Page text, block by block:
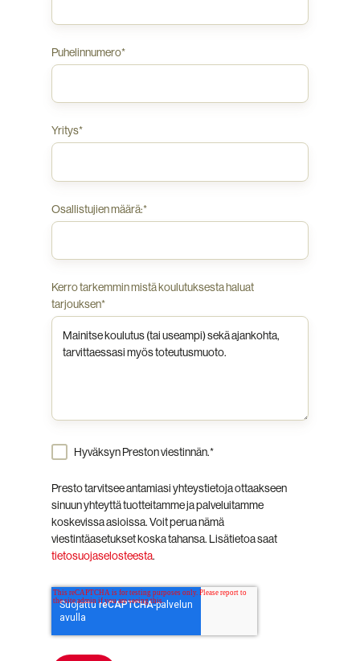
Puhelinnumero*
Yritys*
Osallistujien määrä:*
Kerro tarkemmin mistä koulutuksesta haluat
tarjouksen*
Hyväksyn Preston viestinnän.*
Presto tarvitsee antamiasi yhteystietoja ottaakseen
sinuun yhteyttä tuotteitamme ja palveluitamme
koskevissa asioissa. Voit perua nämä
viestintäasetukset koska tahansa. Lisätietoa saat
tietosuojaselosteesta.